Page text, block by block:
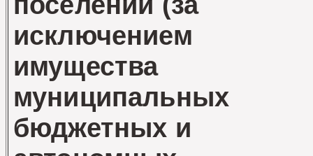
исключением
имущества
муниципальных
бюджетных и